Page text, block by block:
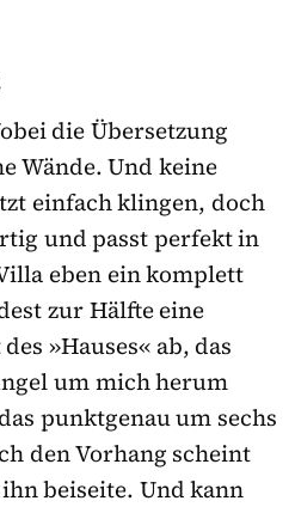
die Übersetzung
Wände. Und keine
einfach klingen, doch
und passt perfekt in
eben ein komplett
zur Hälfte eine
»Hauses« ab, das
um mich herum
punktgenau um sechs
den Vorhang scheint
beiseite. Und kann